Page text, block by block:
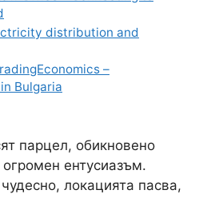
distribution and
–
Bulgaria
парцел, обикновено
огромен ентусиазъм.
локацията пасва,